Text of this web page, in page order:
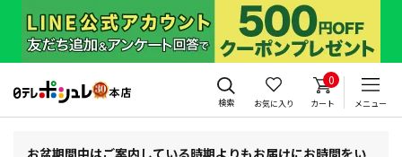
検索 お気に入り
0
カート メニュー
お盆期間中はご案内している時期よりもお届けにお時間をい